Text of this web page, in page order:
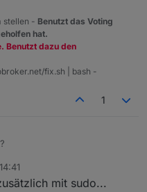
apt update
bookworm-
debian
date.
Done
Done
gesetzt!
stellen - Benutzt das Voting
hat.
Benutzt dazu den
fix.sh | bash -
1
mit sudo...